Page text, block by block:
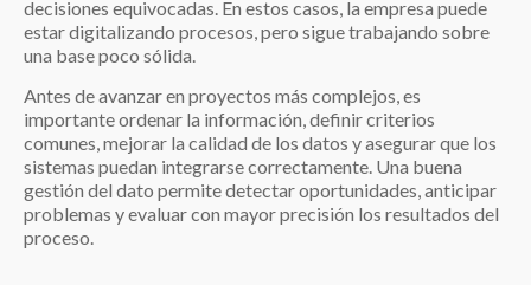
decisiones equivocadas. En estos casos, la empresa puede
estar digitalizando procesos, pero sigue trabajando sobre
una base poco sólida.
Antes de avanzar en proyectos más complejos, es
importante ordenar la información, definir criterios
comunes, mejorar la calidad de los datos y asegurar que los
sistemas puedan integrarse correctamente. Una buena
gestión del dato permite detectar oportunidades, anticipar
problemas y evaluar con mayor precisión los resultados del
proceso.